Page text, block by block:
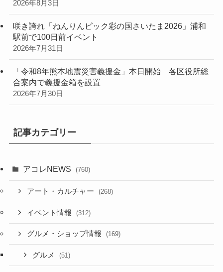
2026年8月3日
咲き誇れ「ねんりんピック彩の国さいたま2026」浦和
駅前で100日前イベント
2026年7月31日
「令和8年熊本地震災害義援金」本日開始 各区役所総
合案内で義援金箱を設置
2026年7月30日
記事カテゴリー
アコレNEWS (760)
アート・カルチャー (268)
イベント情報 (312)
グルメ・ショップ情報 (169)
グルメ (51)